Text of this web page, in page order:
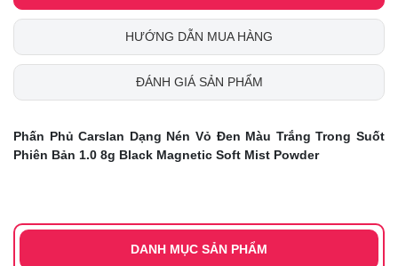
HƯỚNG DẪN MUA HÀNG
ĐÁNH GIÁ SẢN PHẨM
Phấn Phủ Carslan Dạng Nén Vỏ Đen Màu Trắng Trong Suốt
Phiên Bản 1.0 8g Black Magnetic Soft Mist Powder
DANH MỤC SẢN PHẨM